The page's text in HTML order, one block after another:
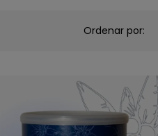
Ordenar por: